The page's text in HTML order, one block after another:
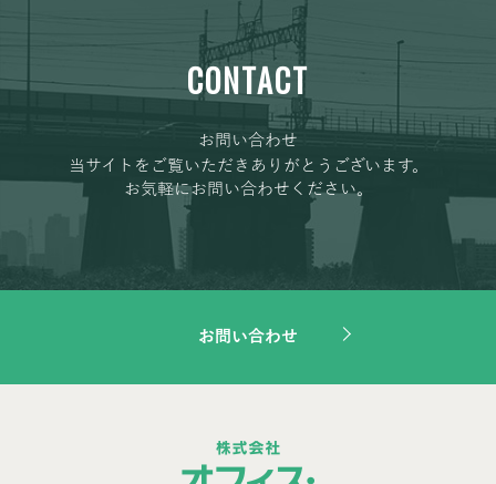
CONTACT
お問い合わせ
当サイトをご覧いただきありがとうございます。
お気軽にお問い合わせください。
お問い合わせ